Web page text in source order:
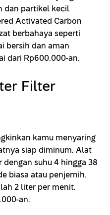
dan partikel kecil
Activated Carbon
berbahaya seperti
bersih dan aman
dari Rp600.000-an.
Filter
kamu menyaring
siap diminum. Alat
suhu 4 hingga 38
biasa atau penjernih.
2 liter per menit.
an.